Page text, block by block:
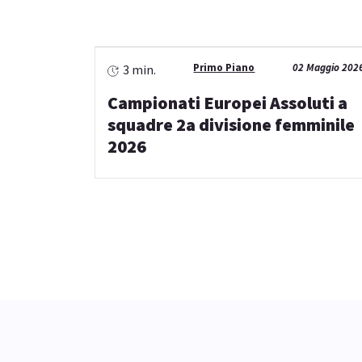
02 Maggio
Primo Piano
3 min.
Campionati Europei Assoluti a
squadre 2a divisione femminile
2026